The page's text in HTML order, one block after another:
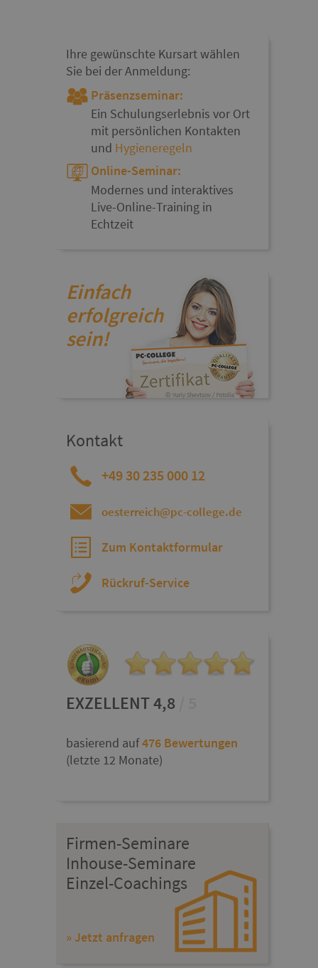
Ihre gewünschte Kursart wählen
Sie bei der Anmeldung:
Präsenzseminar:
Ein Schulungserlebnis vor Ort
mit persönlichen Kontakten
und Hygieneregeln
Online-Seminar:
Modernes und interaktives
Live-Online-Training in
Echtzeit
Einfach
erfolgreich
sein!
Kontakt
+49 30 235 000 12
oesterreich@pc-college.de
Zum Kontaktformular
Rückruf-Service
EXZELLENT 4,8
basierend auf476 Bewertungen
(letzte 12 Monate)
Firmen-Seminare
Inhouse-Seminare
Einzel-Coachings
» Jetzt anfragen